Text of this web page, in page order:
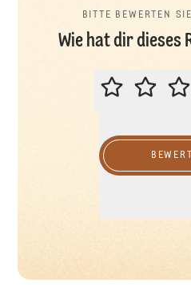
BITTE BEWERTEN
Wie hat dir dieses